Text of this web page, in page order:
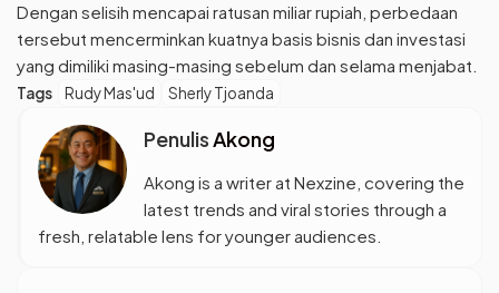
Dengan selisih mencapai ratusan miliar rupiah, perbedaan
tersebut mencerminkan kuatnya basis bisnis dan investasi
yang dimiliki masing-masing sebelum dan selama menjabat.
Tags Rudy Mas'ud Sherly Tjoanda
PenulisAkong
Akong is a writer at Nexzine, covering the
latest trends and viral stories through a
fresh, relatable lens for younger audiences.